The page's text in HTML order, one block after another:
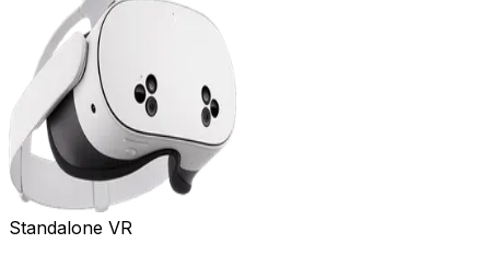
Standalone VR